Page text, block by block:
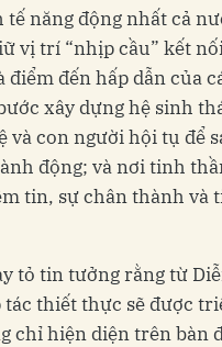
năng động nhất cả
vị trí “nhịp cầu” kết
đến hấp dẫn của
xây dựng hệ sinh
con người hội tụ để
động; và nơi tinh
tin, sự chân thành và
tỏ tin tưởng rằng từ
thiết thực sẽ được
chỉ hiện diện trên bàn